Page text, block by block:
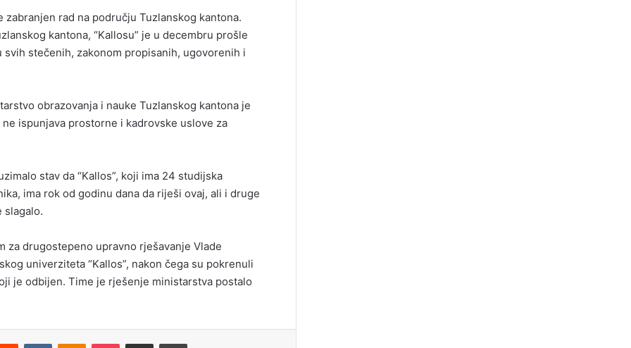
rad na području Tuzlanskog kantona.
kantona, “Kallosu” je u decembru prošle
stečenih, zakonom propisanih, ugovorenih i
obrazovanja i nauke Tuzlanskog kantona je
ispunjava prostorne i kadrovske uslove za
stav da “Kallos”, koji ima 24 studijska
ima rok od godinu dana da riješi ovaj, ali i druge
slagalo.
za drugostepeno upravno rješavanje Vlade
univerziteta “Kallos”, nakon čega su pokrenuli
je odbijen. Time je rješenje ministarstva postalo